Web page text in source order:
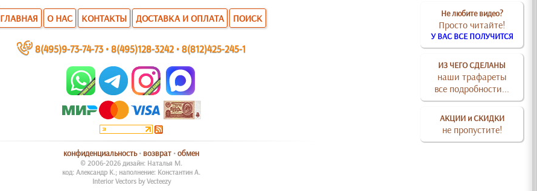
Не любите видео?
Просто читайте!
У ВАС ВСЕ ПОЛУЧИТСЯ
ИЗ ЧЕГО СДЕЛАНЫ
наши трафареты
все подробности...
АКЦИИ и СКИДКИ
не пропустите!
ГЛАВНАЯ О НАС КОНТАКТЫ ДОСТАВКА И ОПЛАТА ПОИСК
~ 8(495)9-73-74-73 •8(495)128-3242 •8(812)425-245-1
конфиденциальность• возврат •обмен
© 2006-2026 дизайн: Наталья М.
код: Александр К.; наполнение: Константин А.
Interior Vectors by Vecteezy